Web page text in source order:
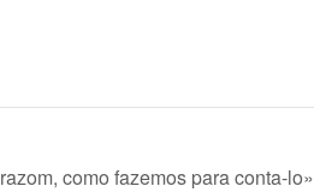
como fazemos para conta-lo»